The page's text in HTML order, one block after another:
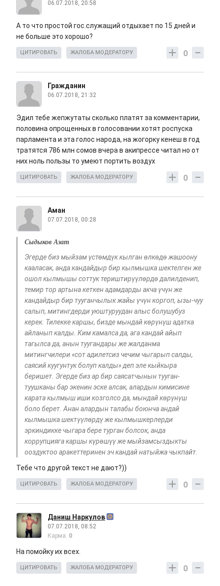
06.07.2018, 20:58
А то что простой гос.служащий отдыхает по 15 дней и
не больше это хорошо?
0
ЦИТИРОВАТЬ ЖАЛОБА МОДЕРАТОРУ
Гражданин
06.07.2018, 21:32
Эдил тебе жепжутаты сколько платят за комментарии,
половина опрощенных в голосовании хотят роспуска
парламента и эта голос народа, на жогорку кенеш в год
тратятся 786 млн сомов вчера в акипрессе читал но от
них ноль пользы то умеют портить воздух
0
ЦИТИРОВАТЬ ЖАЛОБА МОДЕРАТОРУ
Аман
07.07.2018, 00:28
Сыдыков Азат
Эгерде биз мыйзам үстөмдүк кылган өлкөдө жашоону
кааласак, анда кандайдыр бир кылмышка шектелген же
ошол кылмышы соттук териштирүүлөрдө далилденип,
темир тор артына кеткен адамдарды акча үчүн же
кандайдыр бир тууганчылык жайы үчүн коргоп, ызы-чуу
салып, митингдерди уюштуруудан алыс болушубуз
керек. Тилекке каршы, бизде мындай көрүнүш адатка
айланып калды. Ким камалса да, ага кандай айып
тагылса да, анын туугандары же жалданма
митингчилери «сот адилетсиз чечим чыгарып салды,
саясий куугунтук болуп калды» деп эле кыйкыра
беришет. Эгерде биз ар бир саясатчынын тууган-
туушканы бар экенин эске алсак, алардын кимисине
карата кылмыш иши козголсо да, мындай көрүнүш
боло берет. Анан алардын талабы боюнча андай
кылмышка шектүүлөрдү же кылмышкерлерди
эркиндикке чыгара бере турган болсок, анда
коррупцияга каршы күрөшүү же мыйзамсыздыкты
ооздуктоо аракеттеринен эч кандай натыйжа чыкпайт.
Тебе что другой текст не дают?))
0
ЦИТИРОВАТЬ ЖАЛОБА МОДЕРАТОРУ
Даниш Наркулов
07.07.2018, 08:52
Карма: 0
На помойку их всех.
0
ЦИТИРОВАТЬ ЖАЛОБА МОДЕРАТОРУ